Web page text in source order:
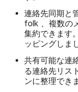
連絡先同期と
folk 、複数の
集約できます
ッピングしま
共有可能な連
る連絡先リス
ンに整理でき